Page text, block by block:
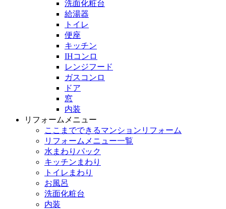
洗面化粧台
給湯器
トイレ
便座
キッチン
IHコンロ
レンジフード
ガスコンロ
ドア
窓
内装
リフォームメニュー
ここまでできるマンションリフォーム
リフォームメニュー一覧
水まわりパック
キッチンまわり
トイレまわり
お風呂
洗面化粧台
内装